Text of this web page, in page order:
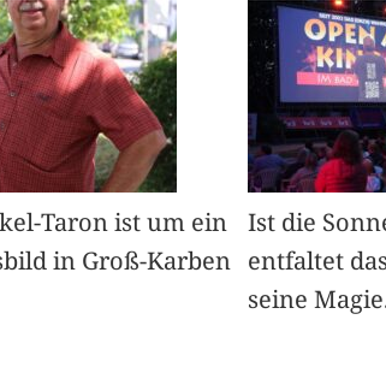
Taron ist um ein
in Groß-Karben
Ist die
entfaltet
seine